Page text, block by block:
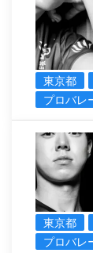
東京都
プロバレ
東京都
プロバレ